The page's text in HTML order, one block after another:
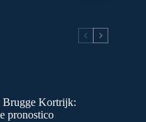
Brugge Kortrijk:
pronostico